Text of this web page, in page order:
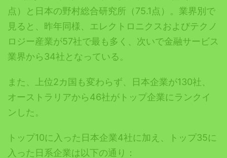
点）と日本の野村総合研究所（75.1点）。業界別で
見ると、昨年同様、エレクトロニクスおよびテクノ
ロジー産業が57社で最も多く、次いで金融サービス
業界から34社となっている。
また、上位2カ国も変わらず、日本企業が130社、
オーストラリアから46社がトップ企業にランクイ
ンした。
トップ10に入った日本企業4社に加え、トップ35に
入った日系企業は以下の通り：